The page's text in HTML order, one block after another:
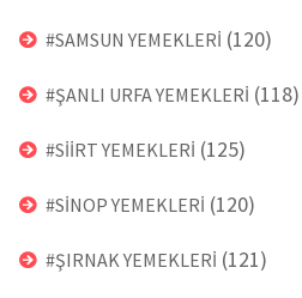
#SAMSUN YEMEKLERİ (120)
#ŞANLI URFA YEMEKLERİ (118)
#SİİRT YEMEKLERİ (125)
#SİNOP YEMEKLERİ (120)
#ŞIRNAK YEMEKLERİ (121)